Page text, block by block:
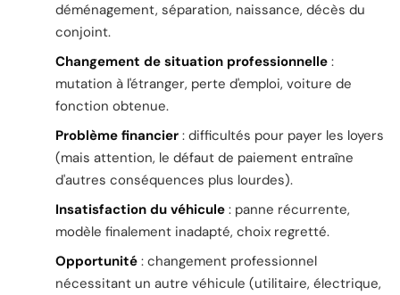
déménagement, séparation, naissance, décès du
conjoint.
Changement de situation professionnelle :
mutation à l'étranger, perte d'emploi, voiture de
fonction obtenue.
Problème financier : difficultés pour payer les loyers
(mais attention, le défaut de paiement entraîne
d'autres conséquences plus lourdes).
Insatisfaction du véhicule : panne récurrente,
modèle finalement inadapté, choix regretté.
Opportunité : changement professionnel
nécessitant un autre véhicule (utilitaire, électrique,